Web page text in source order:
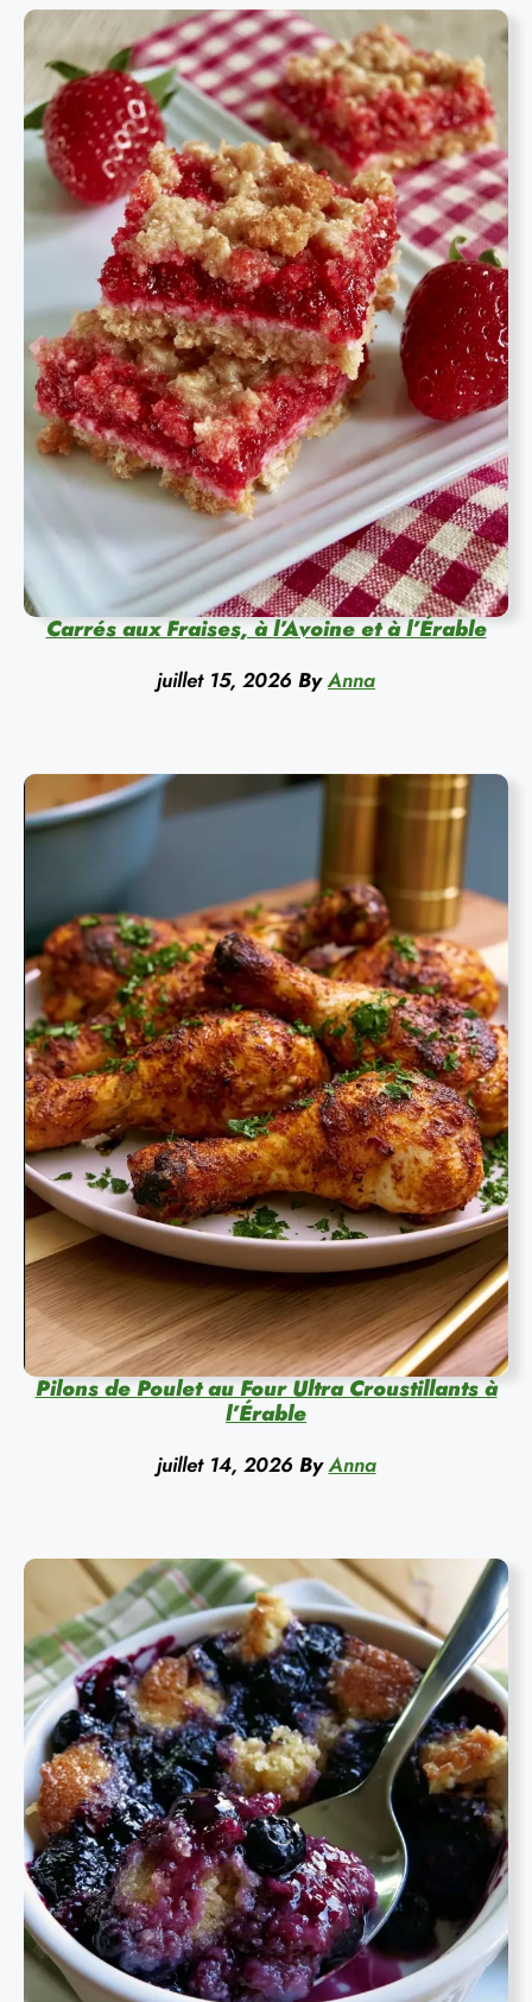
Carrés aux Fraises, à l’Avoine et à l’Érable
juillet 15, 2026 By Anna
Pilons de Poulet au Four Ultra Croustillants à
l’Érable
juillet 14, 2026 By Anna